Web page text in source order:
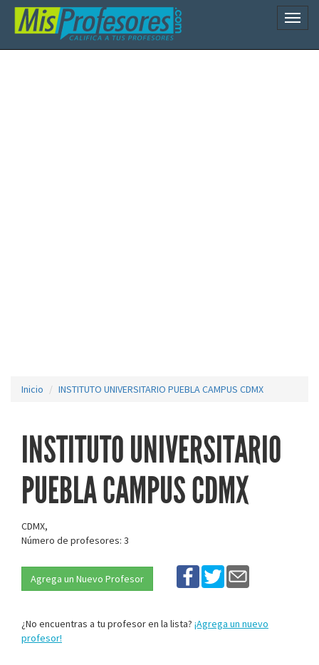
Inicio INSTITUTO UNIVERSITARIO PUEBLA CAMPUS CDMX
INSTITUTO UNIVERSITARIO
PUEBLA CAMPUS CDMX
CDMX,
Número de profesores: 3
Agrega un Nuevo Profesor
¿No encuentras a tu profesor en la lista? ¡Agrega un nuevo
profesor!